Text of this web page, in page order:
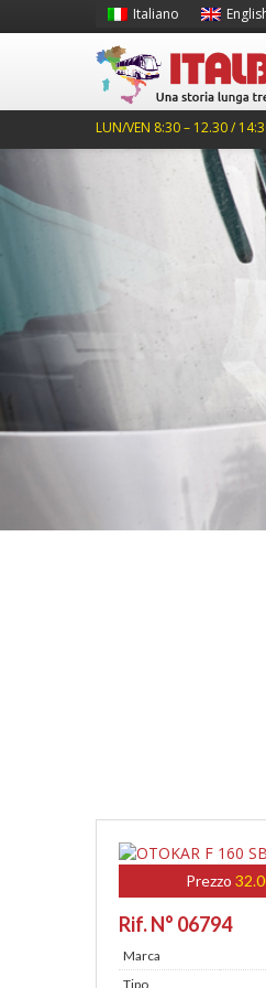
Italiano
LUN/VEN 8:30 – 12.30 /
Prezzo
Rif. N° 06794
Marca
Tipo